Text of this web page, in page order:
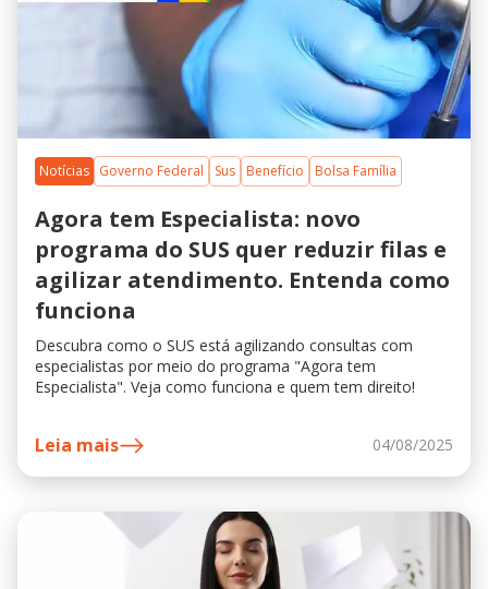
Notícias Governo Federal Sus Benefício Bolsa Família
Agora tem Especialista: novo
programa do SUS quer reduzir filas e
agilizar atendimento. Entenda como
funciona
Descubra como o SUS está agilizando consultas com
especialistas por meio do programa "Agora tem
Especialista". Veja como funciona e quem tem direito!
Leia mais 04/08/2025